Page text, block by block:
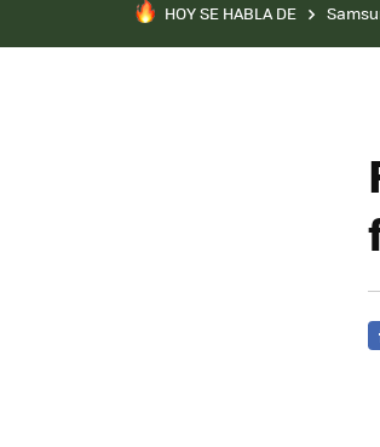
HOY SE HABLA DE